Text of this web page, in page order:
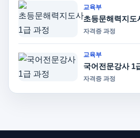
교육부
초등문해력지도
자격증 과정
교육부
국어전문강사 1
자격증 과정